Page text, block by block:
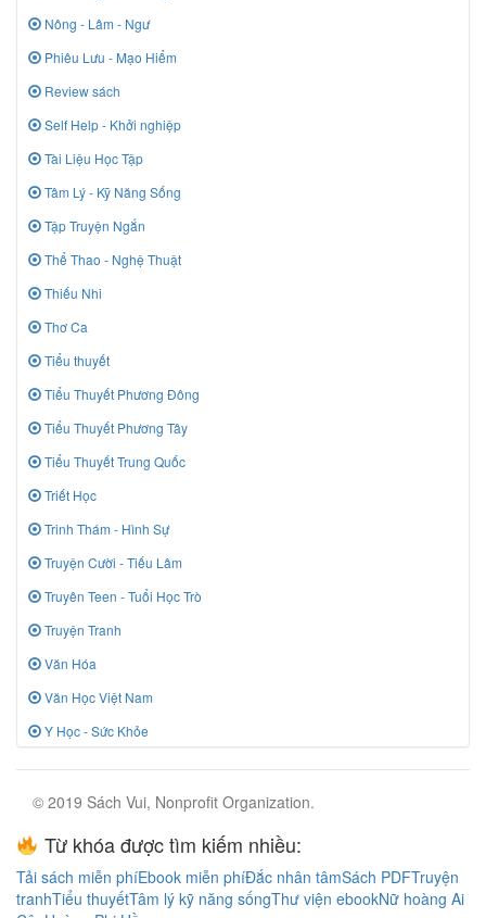
Nông - Lâm - Ngư
Phiêu Lưu - Mạo Hiểm
Review sách
Self Help - Khởi nghiệp
Tài Liệu Học Tập
Tâm Lý - Kỹ Năng Sống
Tập Truyện Ngắn
Thể Thao - Nghệ Thuật
Thiếu Nhi
Thơ Ca
Tiểu thuyết
Tiểu Thuyết Phương Đông
Tiểu Thuyết Phương Tây
Tiểu Thuyết Trung Quốc
Triết Học
Trinh Thám - Hình Sự
Truyện Cười - Tiếu Lâm
Truyên Teen - Tuổi Học Trò
Truyện Tranh
Văn Hóa
Văn Học Việt Nam
Y Học - Sức Khỏe
© 2019 Sách Vui, Nonprofit Organization.
Từ khóa được tìm kiếm nhiều:
Tải sách miễn phíEbook miễn phíĐắc nhân tâmSách PDFTruyện
tranhTiểu thuyếtTâm lý kỹ năng sốngThư viện ebookNữ hoàng Ai